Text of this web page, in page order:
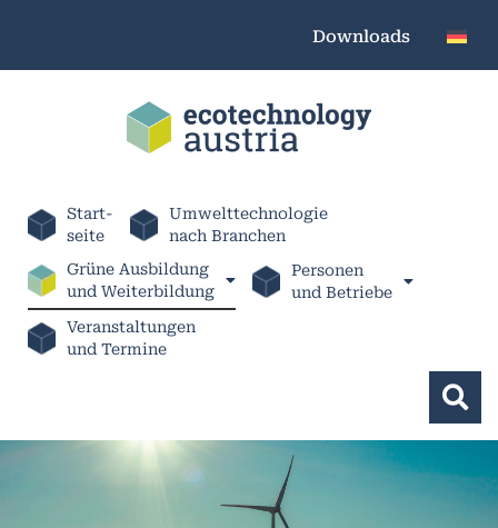
Downloads
Start-
seite
Umwelttechnologie
nach Branchen
Grüne Ausbildung
und Weiterbildung
Personen
und Betriebe
Veranstaltungen
und Termine